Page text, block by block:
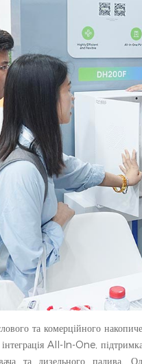
та комерційного
All-In-One,